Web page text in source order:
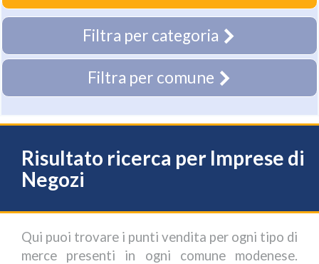
Filtra per categoria
Filtra per comune
Risultato ricerca per Imprese di
Negozi
Qui puoi trovare i punti vendita per ogni tipo di
merce presenti in ogni comune modenese.